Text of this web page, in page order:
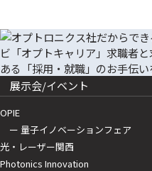
展示会/イベント
OPIE
ー 量子イノベーションフェア
光・レーザー関西
Photonics Innovation